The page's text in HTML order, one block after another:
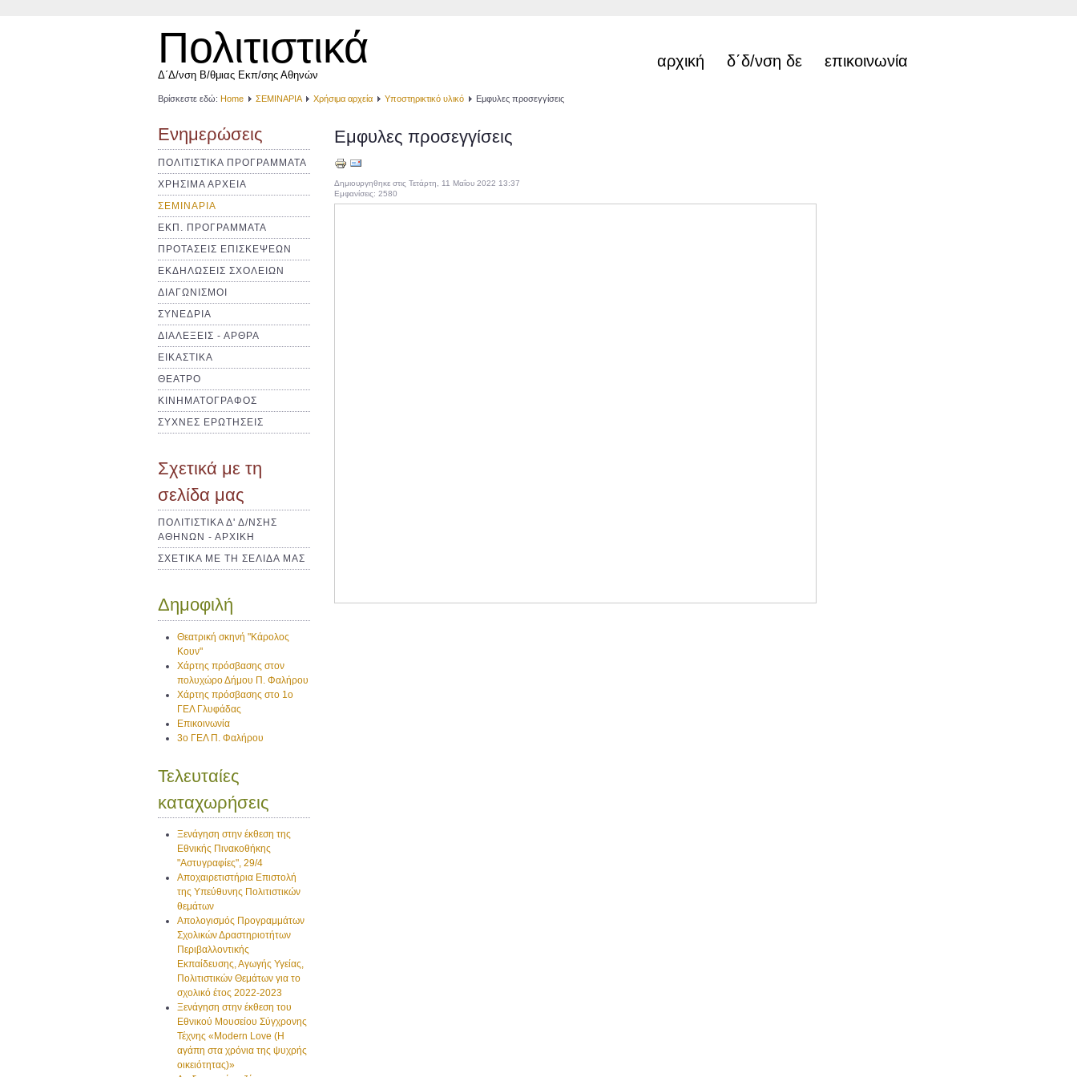
Πολιτιστικά
Δ΄Δ/νση Β/θμιας Εκπ/σης Αθηνών
αρχική δ΄δ/νση δε επικοινωνία
Βρίσκεστε εδώ: Home ΣΕΜΙΝΑΡΙΑ Χρήσιμα αρχεία Υποστηρικτικό υλικό Εμφυλες προσεγγίσεις
Ενημερώσεις
ΠΟΛΙΤΙΣΤΙΚΑ ΠΡΟΓΡΑΜΜΑΤΑ
ΧΡΗΣΙΜΑ ΑΡΧΕΙΑ
ΣΕΜΙΝΑΡΙΑ
ΕΚΠ. ΠΡΟΓΡΑΜΜΑΤΑ
ΠΡΟΤΑΣΕΙΣ ΕΠΙΣΚΕΨΕΩΝ
ΕΚΔΗΛΩΣΕΙΣ ΣΧΟΛΕΙΩΝ
ΔΙΑΓΩΝΙΣΜΟΙ
ΣΥΝΕΔΡΙΑ
ΔΙΑΛΕΞΕΙΣ - ΑΡΘΡΑ
ΕΙΚΑΣΤΙΚΑ
ΘΕΑΤΡΟ
ΚΙΝΗΜΑΤΟΓΡΑΦΟΣ
ΣΥΧΝΕΣ ΕΡΩΤΗΣΕΙΣ
Σχετικά με τη
σελίδα μας
ΠΟΛΙΤΙΣΤΙΚΑ Δ' Δ/ΝΣΗΣ
ΑΘΗΝΩΝ - ΑΡΧΙΚΗ
ΣΧΕΤΙΚΑ ΜΕ ΤΗ ΣΕΛΙΔΑ ΜΑΣ
Δημοφιλή
Θεατρική σκηνή "Κάρολος
Κουν"
Χάρτης πρόσβασης στον
πολυχώρο Δήμου Π. Φαλήρου
Χάρτης πρόσβασης στο 1ο
ΓΕΛ Γλυφάδας
Επικοινωνία
3ο ΓΕΛ Π. Φαλήρου
Τελευταίες
καταχωρήσεις
Ξενάγηση στην έκθεση της
Εθνικής Πινακοθήκης
"Αστυγραφίες", 29/4
Αποχαιρετιστήρια Επιστολή
της Υπεύθυνης Πολιτιστικών
θεμάτων
Απολογισμός Προγραμμάτων
Σχολικών Δραστηριοτήτων
Περιβαλλοντικής
Εκπαίδευσης, Αγωγής Υγείας,
Πολιτιστικών Θεμάτων για το
σχολικό έτος 2022-2023
Ξενάγηση στην έκθεση του
Εθνικού Μουσείου Σύγχρονης
Τέχνης «Modern Love (H
αγάπη στα χρόνια της ψυχρής
οικειότητας)»
Εμφυλες προσεγγίσεις
Δημιουργηθηκε στις Τετάρτη, 11 Μαΐου 2022 13:37
Εμφανίσεις: 2580